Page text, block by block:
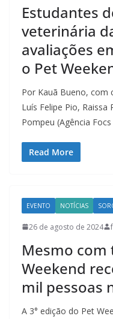
Estudantes
veterinária
avaliações
o Pet
Por Kauã Bueno, com
Luís Felipe Pio, Raissa
Pompeu (Agência Focs
Read More
EVENTO NOTÍCIAS
26 de agosto de 2024
Mesmo
Weekend
mil pessoas
A 3° edição do Pet